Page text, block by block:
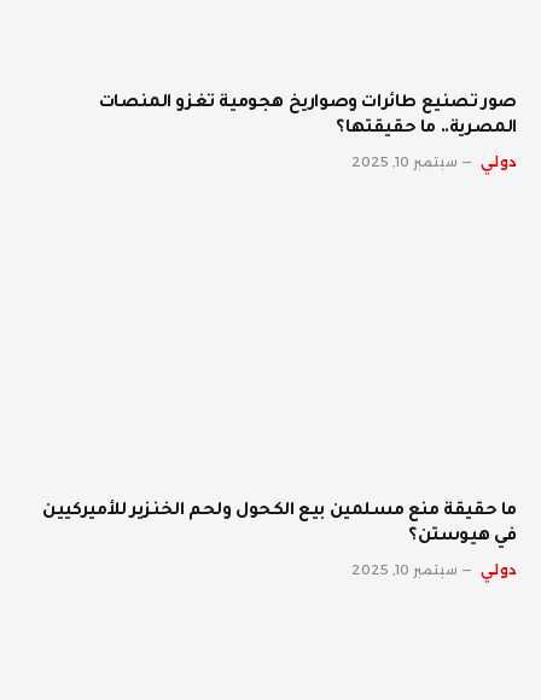
صور تصنيع طائرات وصواريخ هجومية تغزو المنصات
المصرية.. ما حقيقتها؟
دولي سبتمبر 10, 2025
ما حقيقة منع مسلمين بيع الكحول ولحم الخنزير للأميركيين
في هيوستن؟
دولي سبتمبر 10, 2025